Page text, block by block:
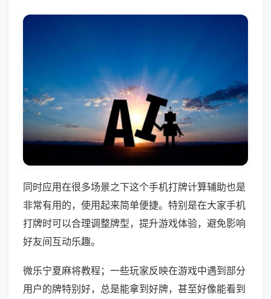
同时应用在很多场景之下这个手机打牌计算辅助也是
非常有用的，使用起来简单便捷。特别是在大家手机
打牌时可以合理调整牌型，提升游戏体验，避免影响
好友间互动乐趣。
微乐宁夏麻将教程；一些玩家反映在游戏中遇到部分
用户的牌特别好，总是能拿到好牌，甚至好像能看到